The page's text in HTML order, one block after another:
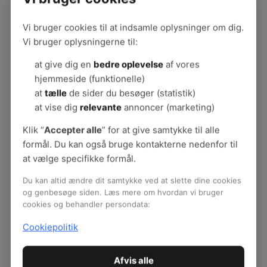
Forebyggelsesprincipperne skal ligge til grund
for arbejdsmiljøarbejdet på virksomheden, hvor
arbejdspladsen skal sikre en effektiv
betyder, at arbejdspladsen skal hindre/fjerne
risici og belastninger i arbejdet. Det skal være
forebyggelsesprincipperne illustreret i et hierarki
og grupperet. Pilen illustrerer, hvor virksomme
principperne er. De øverste er mest virksomme
Vi bruger cookies til at indsamle oplysninger om dig.
Vi bruger oplysningerne til:
at give dig en bedre oplevelseaf vores
hjemmeside (funktionelle)
at tællede sider du besøger (statistik)
at vise dig relevanteannoncer (marketing)
Klik “Accepter alle” for at give samtykke til alle
formål. Du kan også bruge kontakterne nedenfor til
at vælge specifikke formål.
Du kan altid ændre dit samtykke ved at slette dine cookies
og genbesøge siden. Læs mere om hvordan vi bruger
cookies og behandler persondata:
Cookiepolitik
Afvis alle